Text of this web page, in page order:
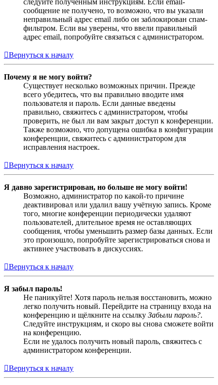
сообщение не получено, то возможно, что вы указали
неправильный адрес email либо он заблокирован спам-
фильтром. Если вы уверены, что ввели правильный
адрес email, попробуйте связаться с администратором.
Вернуться к началу
Почему я не могу войти?
Существует несколько возможных причин. Прежде
всего убедитесь, что вы правильно вводите имя
пользователя и пароль. Если данные введены
правильно, свяжитесь с администратором, чтобы
проверить, не был ли вам закрыт доступ к конференции.
Также возможно, что допущена ошибка в конфигурации
конференции, свяжитесь с администратором для
исправления настроек.
Вернуться к началу
Я давно зарегистрирован, но больше не могу войти!
Возможно, администратор по какой-то причине
деактивировал или удалил вашу учётную запись. Кроме
того, многие конференции периодически удаляют
пользователей, длительное время не оставляющих
сообщения, чтобы уменьшить размер базы данных. Если
это произошло, попробуйте зарегистрироваться снова и
активнее участвовать в дискуссиях.
Вернуться к началу
Я забыл пароль!
Не паникуйте! Хотя пароль нельзя восстановить, можно
легко получить новый. Перейдите на страницу входа на
конференцию и щёлкните на ссылку Забыли пароль?.
Следуйте инструкциям, и скоро вы снова сможете войти
на конференцию.
Если не удалось получить новый пароль, свяжитесь с
администратором конференции.
Вернуться к началу